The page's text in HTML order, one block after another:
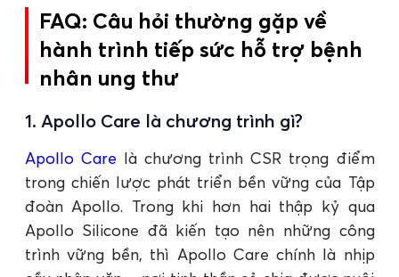
FAQ: Câu hỏi thường gặp về
hành trình tiếp sức hỗ trợ bệnh
nhân ung thư
1. Apollo Care là chương trình gì?
Apollo Care là chương trình CSR trọng điểm
trong chiến lược phát triển bền vững của Tập
đoàn Apollo. Trong khi hơn hai thập kỷ qua
Apollo Silicone đã kiến tạo nên những công
trình vững bền, thì Apollo Care chính là nhịp